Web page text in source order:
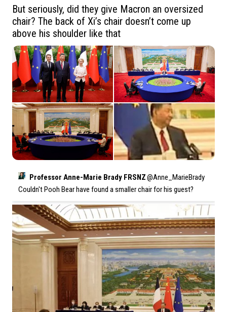
But seriously, did they give Macron an oversized
chair? The back of Xi’s chair doesn’t come up
above his shoulder like that
Professor Anne-Marie Brady FRSNZ@Anne_MarieBrady
Couldn't Pooh Bear have found a smaller chair for his guest?